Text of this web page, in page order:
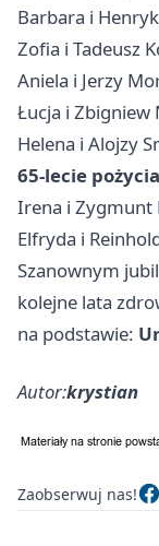
Barbara i
Zofia i Tadeusz
Aniela i Jerzy
Łucja i Zbigniew
Helena i Alojzy
65-lecie
Irena i Zygmunt
Elfryda i
Szanownym
kolejne lata
na podstawie:
Autor:krystian
Zaobserwuj nas!